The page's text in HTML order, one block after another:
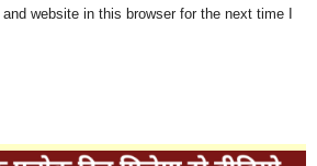
website in this browser for the next time I